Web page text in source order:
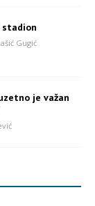
stadion
Gugić
je važan